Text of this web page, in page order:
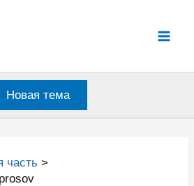
Новая тема
часть